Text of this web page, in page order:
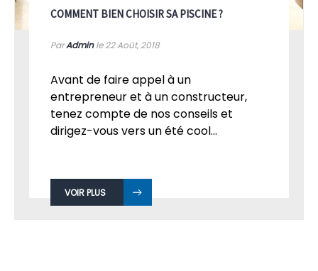
COMMENT BIEN CHOISIR SA PISCINE ?
ParAdminle 22Août, 2018
Avant de faire appel à un
entrepreneur et à un constructeur,
tenez compte de nos conseils et
dirigez-vous vers un été cool...
VOIR PLUS